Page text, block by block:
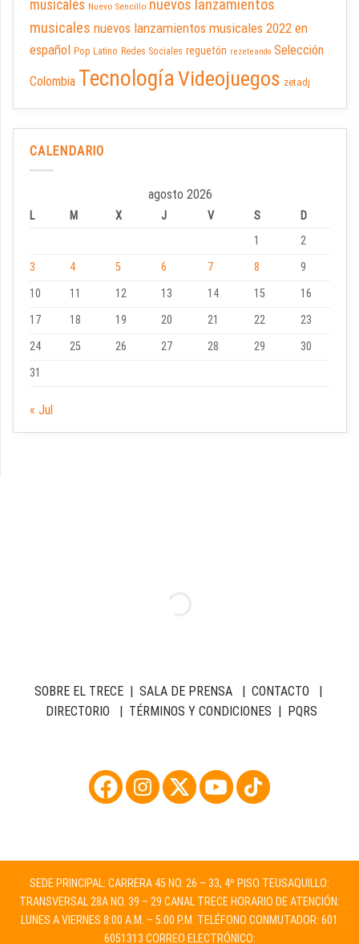
musicales Nuevo Sencillo nuevos lanzamientos
musicales nuevos lanzamientos musicales 2022 en
español Pop Latino Redes Sociales reguetón rezeteando Selección
Colombia TecnologíaVideojuegos zetadj
CALENDARIO
agosto 2026
L M X J V S
D
1
2
3
4 5 6 7 8
9
10
11 12 13 14 15
16
17
18 19 20 21 22
23
24
25 26 27 28 29
30
31
« Jul
SOBRE EL TRECE| SALA DE PRENSA| CONTACTO |
DIRECTORIO | TÉRMINOS Y CONDICIONES | PQRS
SEDE PRINCIPAL: CARRERA 45 NO. 26 – 33, 4º PISO TEUSAQUILLO:
TRANSVERSAL 28A NO. 39 – 29 CANAL TRECE HORARIO DE ATENCIÓN:
LUNES A VIERNES 8:00 A.M. – 5:00 P.M. TELÉFONO CONMUTADOR: 601
6051313 CORREO ELECTRÓNICO: